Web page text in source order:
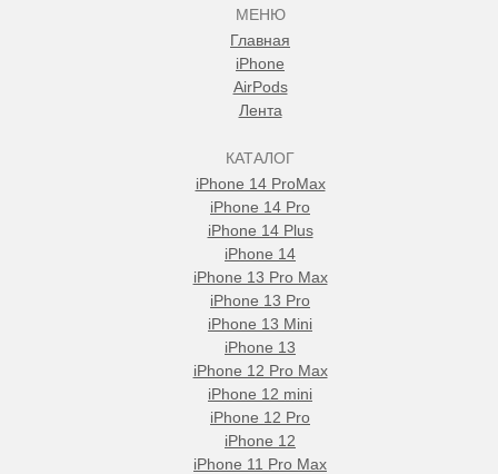
МЕНЮ
Главная
iPhone
AirPods
Лента
КАТАЛОГ
iPhone 14 ProMax
iPhone 14 Pro
iPhone 14 Plus
iPhone 14
iPhone 13 Pro Max
iPhone 13 Pro
iPhone 13 Mini
iPhone 13
iPhone 12 Pro Max
iPhone 12 mini
iPhone 12 Pro
iPhone 12
iPhone 11 Pro Max